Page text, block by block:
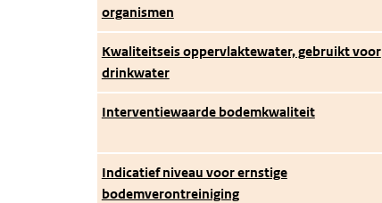
organismen
Kwaliteitseis oppervlaktewater, gebruikt voor
drinkwater
Interventiewaarde bodemkwaliteit
Indicatief niveau voor ernstige
bodemverontreiniging